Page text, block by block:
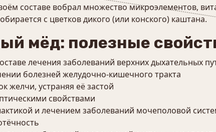
составе вобрал множество микроэлементов,
с цветков дикого (или конского) каштана.
мёд: полезные
лечения заболеваний верхних дыхательных
болезней желудочно-кишечного тракта
желчи, устраняя её застой
свойствами
и лечением заболеваний мочеполовой